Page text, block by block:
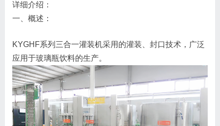
详细介绍：
一、概述：
KYGHF系列三合一灌装机采用的灌装、封口技术，广泛
应用于玻璃瓶饮料的生产。